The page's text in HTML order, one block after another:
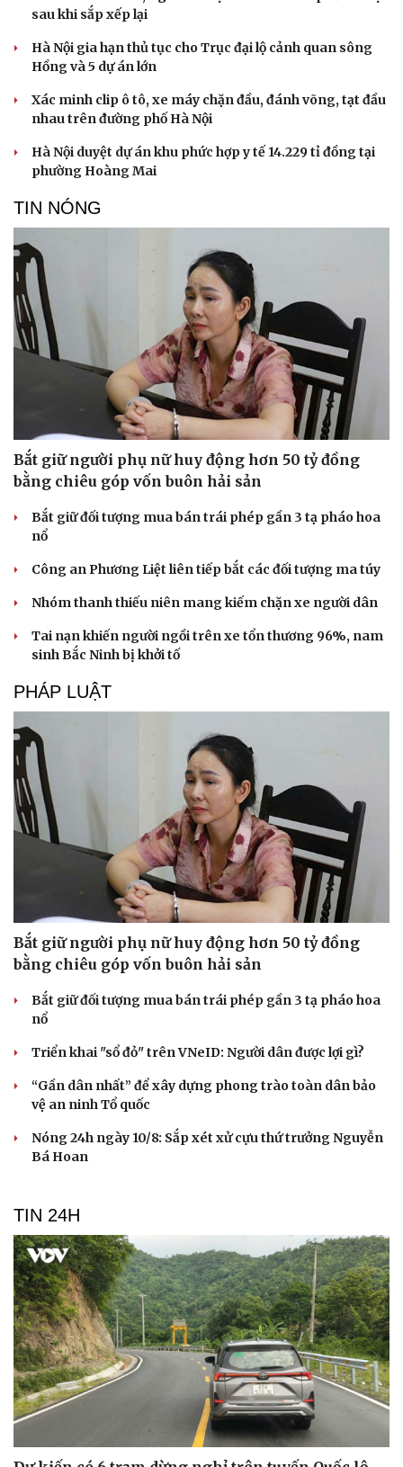
Sân khấu - Điện ảnh
Văn học
Âm nhạc
Di sản
Giải trí
Nghệ sĩ
Thời trang
Sao Việt
Du lịch
Tư vấn
Săn Tour
check-in
Podcast
Câu chuyện thời sự
Đọc truyện đêm khuya
Cửa sổ tình yêu
Kể chuyện cho bé
Hạt giống tâm hồn
sau khi sắp xếp lại
Hà Nội gia hạn thủ tục cho Trục đại lộ cảnh quan sông
Hồng và 5 dự án lớn
Xác minh clip ô tô, xe máy chặn đầu, đánh võng, tạt đầu
nhau trên đường phố Hà Nội
Hà Nội duyệt dự án khu phức hợp y tế 14.229 tỉ đồng tại
phường Hoàng Mai
TIN NÓNG
Bắt giữ người phụ nữ huy động hơn 50 tỷ đồng
bằng chiêu góp vốn buôn hải sản
Bắt giữ đối tượng mua bán trái phép gần 3 tạ pháo hoa
nổ
Công an Phương Liệt liên tiếp bắt các đối tượng ma túy
Nhóm thanh thiếu niên mang kiếm chặn xe người dân
Tai nạn khiến người ngồi trên xe tổn thương 96%, nam
sinh Bắc Ninh bị khởi tố
PHÁP LUẬT
Bắt giữ người phụ nữ huy động hơn 50 tỷ đồng
bằng chiêu góp vốn buôn hải sản
Bắt giữ đối tượng mua bán trái phép gần 3 tạ pháo hoa
nổ
Triển khai "sổ đỏ" trên VNeID: Người dân được lợi gì?
“Gần dân nhất” để xây dựng phong trào toàn dân bảo
vệ an ninh Tổ quốc
Nóng 24h ngày 10/8: Sắp xét xử cựu thứ trưởng Nguyễn
Bá Hoan
TIN 24H